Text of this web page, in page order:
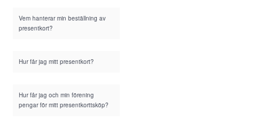
Vem hanterar min beställning av
presentkort?
Hur får jag mitt presentkort?
Hur får jag och min förening
pengar för mitt presentkorttsköp?